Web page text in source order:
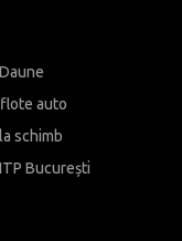
auto
schimb
București